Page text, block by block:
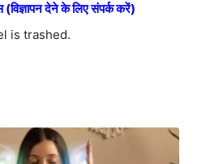
(विज्ञापन देने के लिए संपर्क करें)
is trashed.